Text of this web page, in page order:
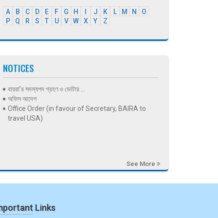
A B C D E F G H J K L M N
O
P
Q R S T U V W X Y Z
NOTICES
বায়রা’র সদস্যপদ গ্রহণ ও ভোটার ...
অফিস আদেশ
Office Order (in favour of Secretary, BAIRA to
travel USA)
See More
Links